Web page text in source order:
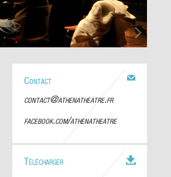
Contact
contact@athenatheatre.fr
facebook.com/athenatheatre
Télécharger